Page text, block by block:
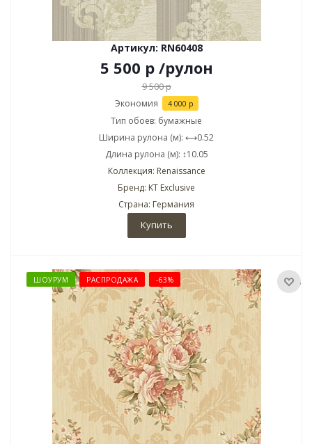
Артикул: RN60408
5 500 р /рулон
9 500р
Экономия 4 000 р
Тип обоев: бумажные
Ширина рулона (м): ⟷0.52
Длина рулона (м): ↕10.05
Коллекция: Renaissance
Бренд: KT Exclusive
Страна: Германия
Купить
ШОУРУМ РАСПРОДАЖА -63%